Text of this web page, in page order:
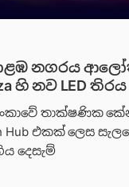
නගරය
හි නව LED තිරය
තාක්ෂණික
Hub එකක් ලෙස
දෙසැම්